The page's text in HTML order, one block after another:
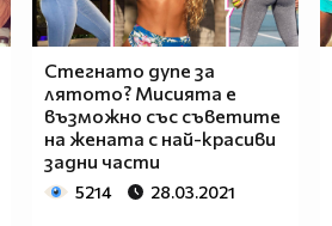
Стегнато дупе за
лятото? Мисията е
възможно със съветите
на жената с най-красиви
задни части
5214 28.03.2021